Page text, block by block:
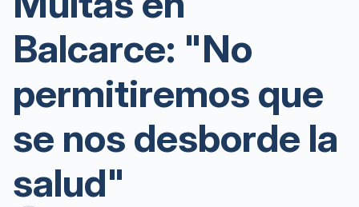
Balcarce: "No
permitiremos que
se nos desborde la
salud"